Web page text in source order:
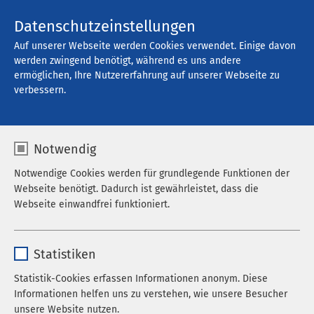
Offene Stellen
Filter
766 Stellenangebote gefunden
Datenschutzeinstellungen
Auf unserer Webseite werden Cookies verwendet. Einige davon
werden zwingend benötigt, während es uns andere
ermöglichen, Ihre Nutzererfahrung auf unserer Webseite zu
verbessern.
Notwendig
Notwendige Cookies werden für grundlegende Funktionen der
Webseite benötigt. Dadurch ist gewährleistet, dass die
Webseite einwandfrei funktioniert.
Laufzeit 278 Tage
Statistiken
Statistik-Cookies erfassen Informationen anonym. Diese
Informationen helfen uns zu verstehen, wie unsere Besucher
unsere Website nutzen.